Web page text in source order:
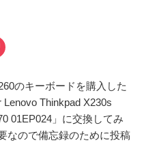
のキーボードを購入した
Thinkpad X230s
01EP024」に交換してみ
なので備忘録のために投稿